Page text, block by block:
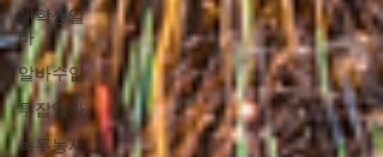
대학생알
바
알바수입
투잡알바
녹두농사